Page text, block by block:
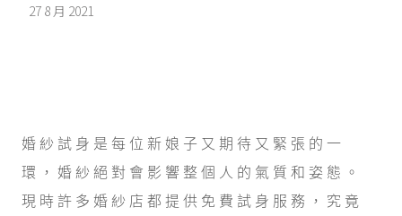
27 8 月 2021
婚紗試身是每位新娘子又期待又緊張的一
環，婚紗絕對會影響整個人的氣質和姿態。
現時許多婚紗店都提供免費試身服務，究竟